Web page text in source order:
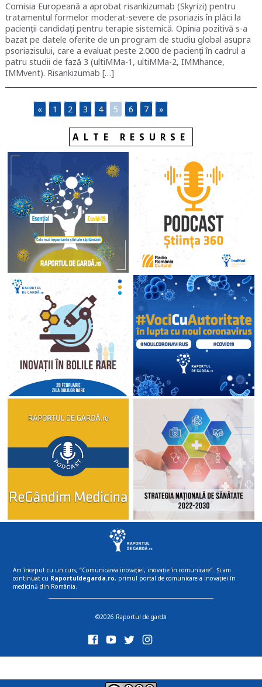
Comisia Europeană a aprobat risankizumab (Skyrizi) pentru
tratamentul formelor moderat-severe de psoriazis în plăci la
pacienții candidați pentru terapie sistemică. Opinia pozitivă s-a
bazat pe datele oferite de un program de studiu global asupra
psoriazisului, care a evaluat peste 2.000 de pacienți în cadrul a
patru studii de fază 3 (ultiMMa-1, ultiMMa-2, IMMhance,
IMMvent). Risankizumab […]
« 1 2 3 4 5 6 7 »
ALTE RESURSE
Am început cu un curs, “Comunicarea inovației, inovație în comunicare”. Și am
continuat cu Raportuldegarda.ro, primul portal de comunicare a inovației în
medicină din România.
©2026 Raportul de gardă